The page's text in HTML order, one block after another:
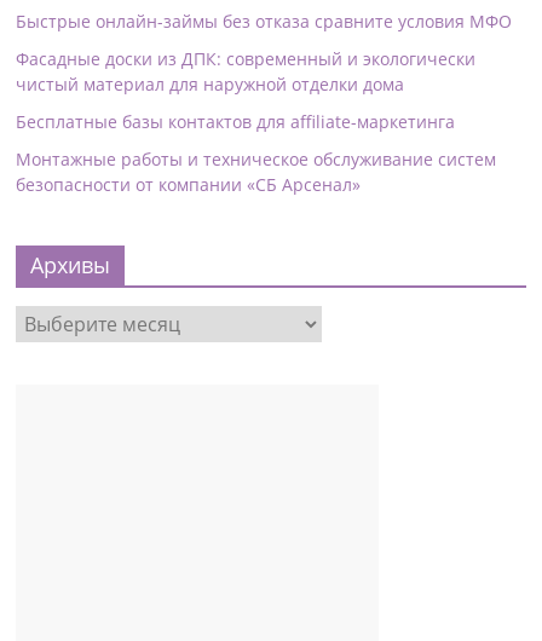
Быстрые онлайн-займы без отказа сравните условия МФО
Фасадные доски из ДПК: современный и экологически
чистый материал для наружной отделки дома
Бесплатные базы контактов для affiliate-маркетинга
Монтажные работы и техническое обслуживание систем
безопасности от компании «СБ Арсенал»
Архивы